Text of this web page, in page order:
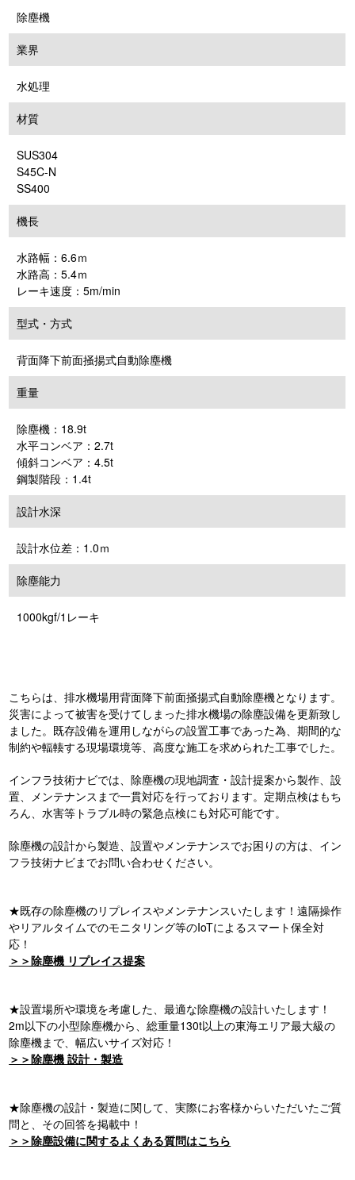
除塵機
業界
水処理
材質
SUS304
S45C-N
SS400
機長
水路幅：6.6ｍ
水路高：5.4ｍ
レーキ速度：5m/min
型式・方式
背面降下前面掻揚式自動除塵機
重量
除塵機：18.9t
水平コンベア：2.7t
傾斜コンベア：4.5t
鋼製階段：1.4t
設計水深
設計水位差：1.0ｍ
除塵能力
1000kgf/1レーキ
こちらは、排水機場用背面降下前面掻揚式自動除塵機となります。
災害によって被害を受けてしまった排水機場の除塵設備を更新致し
ました。既存設備を運用しながらの設置工事であった為、期間的な
制約や輻輳する現場環境等、高度な施工を求められた工事でした。
インフラ技術ナビでは、除塵機の現地調査・設計提案から製作、設
置、メンテナンスまで一貫対応を行っております。定期点検はもち
ろん、水害等トラブル時の緊急点検にも対応可能です。
除塵機の設計から製造、設置やメンテナンスでお困りの方は、イン
フラ技術ナビまでお問い合わせください。
★既存の除塵機のリプレイスやメンテナンスいたします！遠隔操作
やリアルタイムでのモニタリング等のIoTによるスマート保全対
応！
＞＞除塵機 リプレイス提案
★設置場所や環境を考慮した、最適な除塵機の設計いたします！
2m以下の小型除塵機から、総重量130t以上の東海エリア最大級の
除塵機まで、幅広いサイズ対応！
＞＞除塵機 設計・製造
★除塵機の設計・製造に関して、実際にお客様からいただいたご質
問と、その回答を掲載中！
＞＞除塵設備に関するよくある質問はこちら